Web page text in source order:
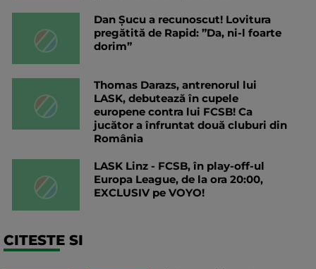
Dan Șucu a recunoscut! Lovitura
pregătită de Rapid: ”Da, ni-l foarte
dorim”
Thomas Darazs, antrenorul lui
LASK, debutează în cupele
europene contra lui FCSB! Ca
jucător a înfruntat două cluburi din
România
LASK Linz - FCSB, în play-off-ul
Europa League, de la ora 20:00,
EXCLUSIV pe VOYO!
CITESTE SI